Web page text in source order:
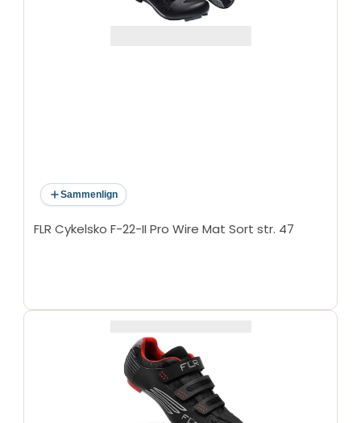
Sammenlign
FLR Cykelsko F-22-II Pro Wire Mat Sort str. 47